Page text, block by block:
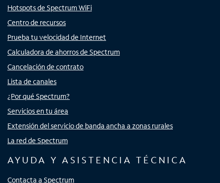
Hotspots de Spectrum WiFi
Centro de recursos
Prueba tu velocidad de Internet
Calculadora de ahorros de Spectrum
Cancelación de contrato
Lista de canales
¿Por qué Spectrum?
Servicios en tu área
Extensión del servicio de banda ancha a zonas rurales
La red de Spectrum
AYUDA Y ASISTENCIA TÉCNICA
Contacta a Spectrum